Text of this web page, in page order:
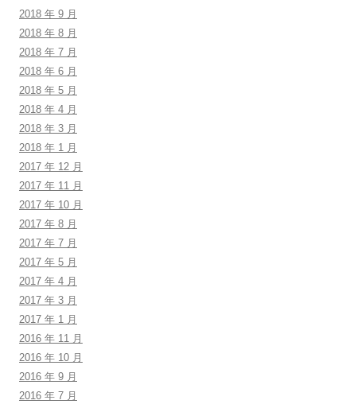
2018 年 9 月
2018 年 8 月
2018 年 7 月
2018 年 6 月
2018 年 5 月
2018 年 4 月
2018 年 3 月
2018 年 1 月
2017 年 12 月
2017 年 11 月
2017 年 10 月
2017 年 8 月
2017 年 7 月
2017 年 5 月
2017 年 4 月
2017 年 3 月
2017 年 1 月
2016 年 11 月
2016 年 10 月
2016 年 9 月
2016 年 7 月